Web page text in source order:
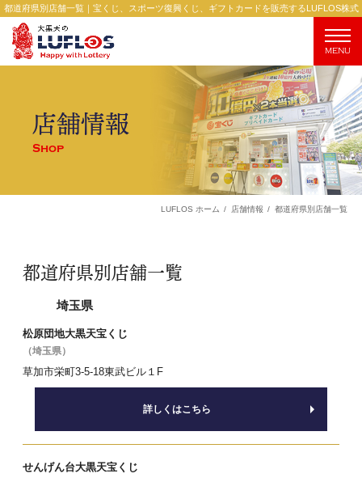
MENU
都道府県別店舗一覧｜宝くじ、スポーツ復興くじ、ギフトカードを販売するLUFLOS株式
店舗情報
Shop
LUFLOS ホーム 店舗情報 都道府県別店舗一覧
都道府県別店舗一覧
埼玉県
松原団地大黒天宝くじ
（埼玉県）
草加市栄町3-5-18東武ビル１F
詳しくはこちら
せんげん台大黒天宝くじ